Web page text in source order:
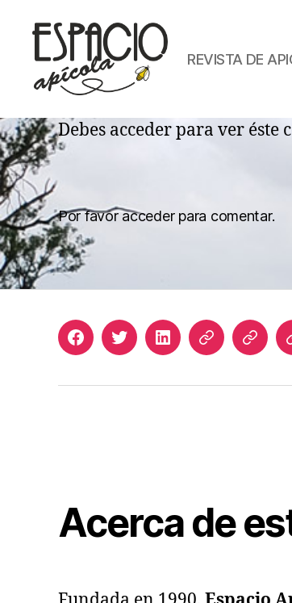
APICOLA
REVISTA DE
Debes acceder para ver
Por favor acceder para comentar.
FacebookTwitterLinkedInApicultura
Join
Acerca de